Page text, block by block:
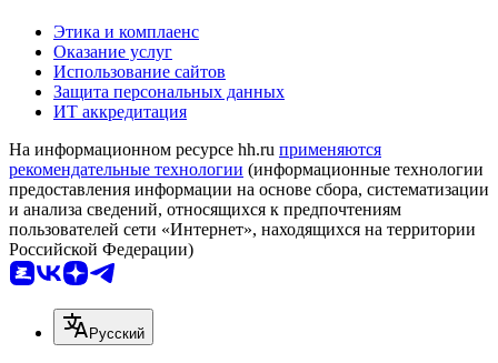
Этика и комплаенс
Оказание услуг
Использование сайтов
Защита персональных данных
ИТ аккредитация
На информационном ресурсе hh.ru применяются
рекомендательные технологии (информационные технологии
предоставления информации на основе сбора, систематизации
и анализа сведений, относящихся к предпочтениям
пользователей сети «Интернет», находящихся на территории
Российской Федерации)
Русский